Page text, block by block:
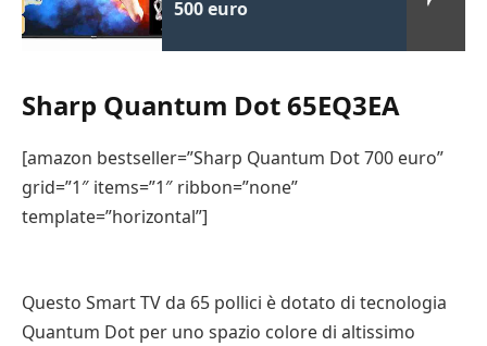
500 euro
Sharp Quantum Dot 65EQ3EA
[amazon bestseller=”Sharp Quantum Dot 700 euro”
grid=”1″ items=”1″ ribbon=”none”
template=”horizontal”]
Questo Smart TV da 65 pollici è dotato di tecnologia
Quantum Dot per uno spazio colore di altissimo